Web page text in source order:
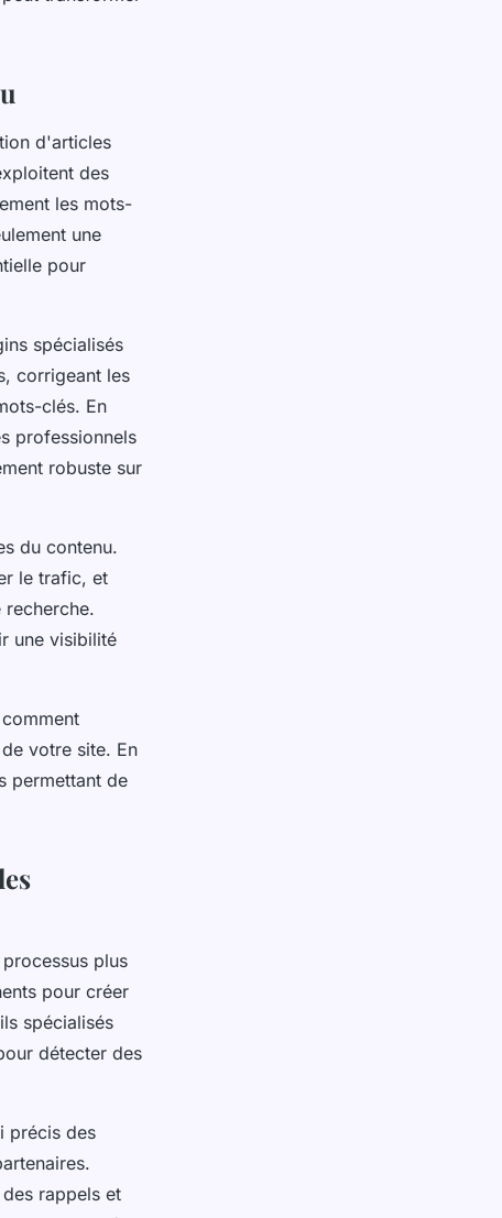
d'articles
des
les mots-
une
pour
spécialisés
corrigeant les
clés. En
professionnels
robuste sur
du contenu.
le trafic, et
une visibilité
votre site. En
permettant de
plus
pour créer
spécialisés
détecter des
précis des
rappels et